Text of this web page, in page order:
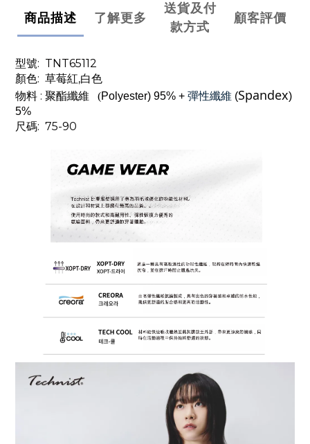
商品描述 了解更多
送貨及付
款方式
顧客評價
型號: TNT65112
顏色: 草莓紅,白色
物料 : 聚酯纖維 (Polyester) 95% + 彈性纖維 (Spandex)
5%
尺碼: 75-90